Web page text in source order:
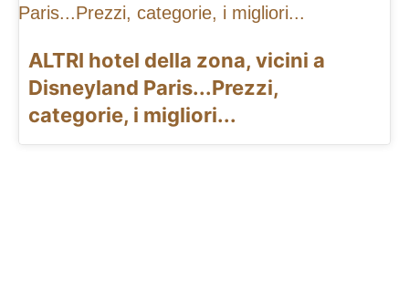
ALTRI hotel della zona, vicini a
Disneyland Paris...Prezzi,
categorie, i migliori...